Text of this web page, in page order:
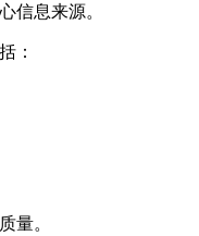
信息来源。
：
量。